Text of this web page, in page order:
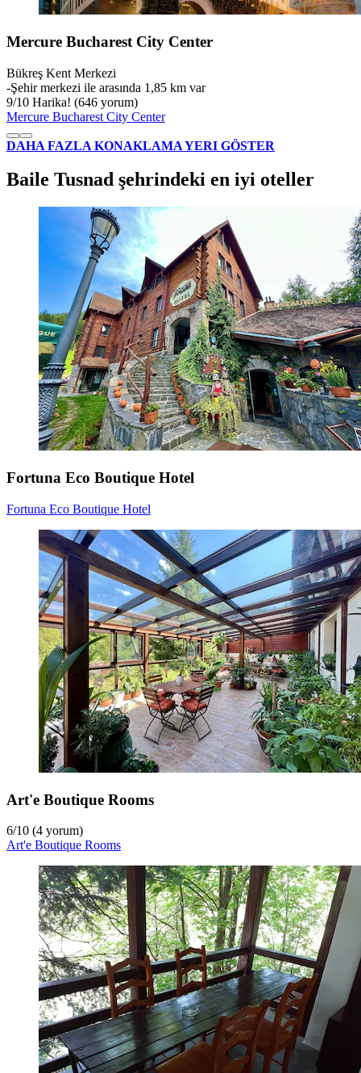
Mercure Bucharest City Center
Bükreş Kent Merkezi
‐Şehir merkezi ile arasında 1,85 km var
9/10 Harika! (646 yorum)
Mercure Bucharest City Center
DAHA FAZLA KONAKLAMA YERI GÖSTER
Baile Tusnad şehrindeki en iyi oteller
Fortuna Eco Boutique Hotel
Fortuna Eco Boutique Hotel
Art'e Boutique Rooms
6/10 (4 yorum)
Art'e Boutique Rooms